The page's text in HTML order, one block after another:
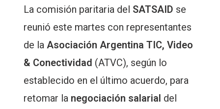
La comisión paritaria del SATSAID se
reunió este martes con representantes
de la Asociación Argentina TIC, Video
& Conectividad (ATVC), según lo
establecido en el último acuerdo, para
retomar la negociación salarial del